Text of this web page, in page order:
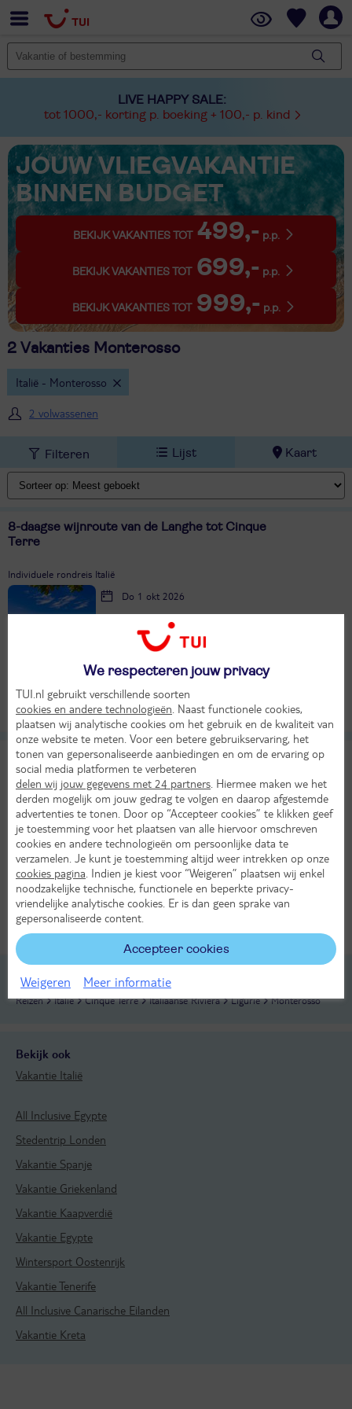
LIVE HAPPY SALE:
tot 1000,- korting p. boeking + 100,- p. kind
JOUW VLIEGVAKANTIE
BINNEN BUDGET
BEKIJK VAKANTIES TOT 499,- p.p.
BEKIJK VAKANTIES TOT 699,- p.p.
BEKIJK VAKANTIES TOT 999,- p.p.
2 Vakanties Monterosso
Italië - Monterosso
2 volwassenen
Filteren Lijst Kaart
8-daagse wijnroute van de Langhe tot Cinque
Terre
Individuele rondreis Italië
Do 1 okt 2026
8 dagen (7 nachten)
Eigen vervoer
631,-
Alle verplichte kosten inbegrepen!
8
Heel goed
Cinque Terre
TUI classificatie Hotel
Italië Cinque Terre Italiaanse Rivièra Ligurië Monterosso
KASSAKORTING
21°
in okt
Do 1 okt 2026
4 dagen (3 nachten)
Eigen vervoer
Logies ontbijt
274,-
Alle verplichte kosten inbegrepen!
Reizen Italië Cinque Terre Italiaanse Rivièra Ligurië Monterosso
Bekijk ook
Vakantie Italië
All Inclusive Egypte
Stedentrip Londen
Vakantie Spanje
Vakantie Griekenland
Vakantie Kaapverdië
Vakantie Egypte
Wintersport Oostenrijk
Vakantie Tenerife
All Inclusive Canarische Eilanden
Vakantie Kreta
We respecteren jouw privacy
TUI.nl gebruikt verschillende soorten
cookies en andere technologieën . Naast functionele cookies,
plaatsen wij analytische cookies om het gebruik en de kwaliteit van
onze website te meten. Voor een betere gebruikservaring, het
tonen van gepersonaliseerde aanbiedingen en om de ervaring op
social media platformen te verbeteren
delen wij jouw gegevens met 24 partners . Hiermee maken we het
derden mogelijk om jouw gedrag te volgen en daarop afgestemde
advertenties te tonen. Door op “Accepteer cookies” te klikken geef
je toestemming voor het plaatsen van alle hiervoor omschreven
cookies en andere technologieën om persoonlijke data te
verzamelen. Je kunt je toestemming altijd weer intrekken op onze
cookies pagina . Indien je kiest voor “Weigeren” plaatsen wij enkel
noodzakelijke technische, functionele en beperkte privacy-
vriendelijke analytische cookies. Er is dan geen sprake van
gepersonaliseerde content.
Accepteer cookies
Weigeren Meer informatie